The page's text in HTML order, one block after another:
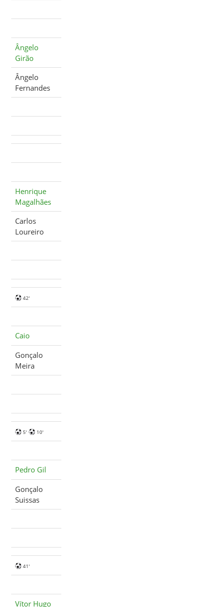
Ângelo
Girão
Ângelo
Fernandes
Henrique
Magalhães
Carlos
Loureiro
42'
Caio
Gonçalo
Meira
5' 10'
Pedro Gil
Gonçalo
Suissas
41'
Vítor Hugo